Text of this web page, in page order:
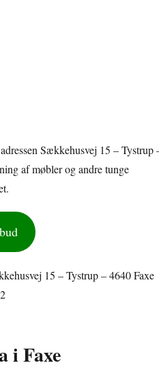
Sækkehusvej 15 – Tystrup
af møbler og andre tunge
15 – Tystrup – 4640 Faxe
i Faxe